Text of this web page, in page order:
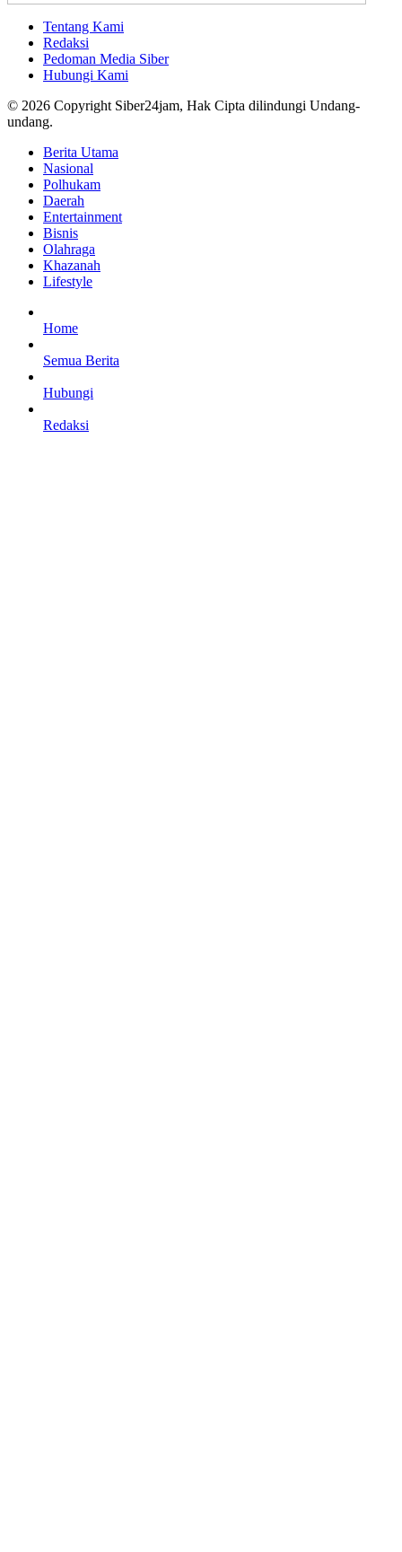
Tentang Kami
Redaksi
Pedoman Media Siber
Hubungi Kami
© 2026 Copyright Siber24jam, Hak Cipta dilindungi Undang-
undang.
Berita Utama
Nasional
Polhukam
Daerah
Entertainment
Bisnis
Olahraga
Khazanah
Lifestyle
Home
Semua Berita
Hubungi
Redaksi